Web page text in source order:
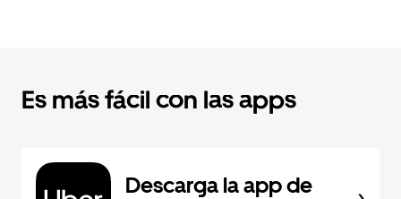
Es más fácil con las apps
Descarga la app de